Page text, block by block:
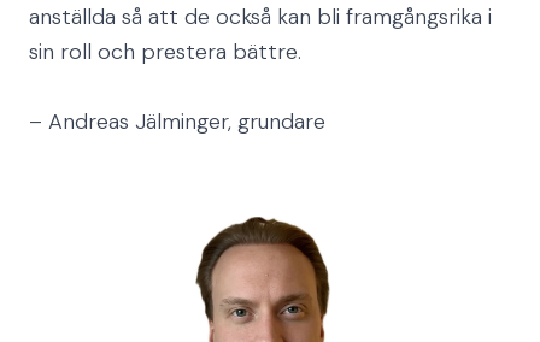
anställda så att de också kan bli framgångsrika i
sin roll och prestera bättre.
– Andreas Jälminger, grundare